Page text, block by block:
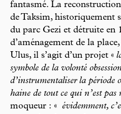
fantasmé. La
de Taksim, historiquement
du parc Gezi et détruite en
d’aménagement de la
Ulus, il s’agit d’un projet «
symbole de la volonté
d’instrumentaliser la période
haine de tout ce qui n’est pas
moqueur : « évidemment,